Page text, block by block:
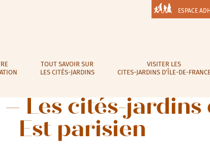
ESPACE
TOUT SAVOIR SUR
LES CITÉS-JARDINS
VISITER LES
CITES-JARDINS D’ÎLE-DE-
– Les cités-jardins
Est parisien